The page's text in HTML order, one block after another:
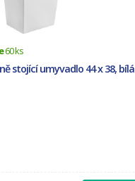
60 ks
stojící umyvadlo 44 x 38, bílá